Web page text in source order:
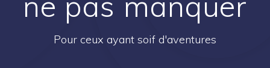
Pour ceux ayant soif d'aventures